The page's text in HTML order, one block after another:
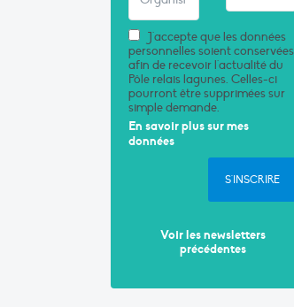
J'accepte que les données
personnelles soient conservées
afin de recevoir l'actualité du
Pôle relais lagunes. Celles-ci
pourront être supprimées sur
simple demande.
En savoir plus sur mes
données
S'INSCRIRE
Voir les newsletters
précédentes